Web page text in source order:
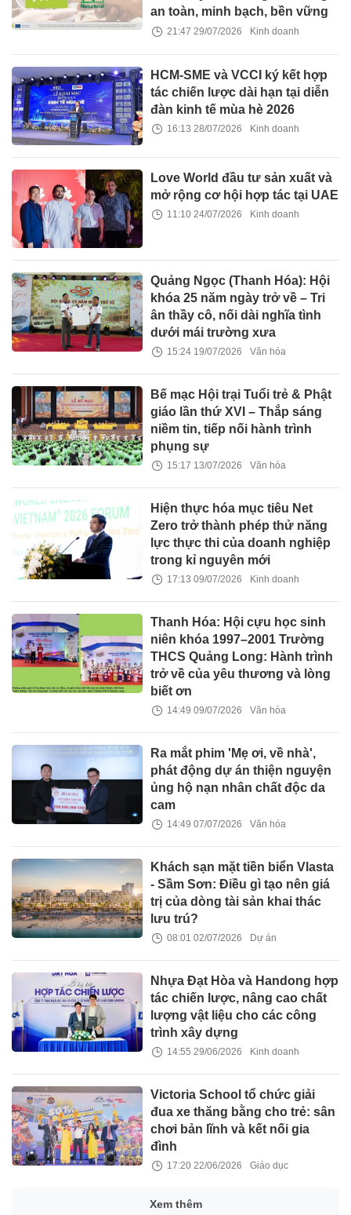
an toàn, minh bạch, bền vững
21:47 29/07/2026 Kinh doanh
HCM-SME và VCCI ký kết hợp
tác chiến lược dài hạn tại diễn
đàn kinh tế mùa hè 2026
16:13 28/07/2026 Kinh doanh
Love World đầu tư sản xuất và
mở rộng cơ hội hợp tác tại UAE
11:10 24/07/2026 Kinh doanh
Quảng Ngọc (Thanh Hóa): Hội
khóa 25 năm ngày trở về – Tri
ân thầy cô, nối dài nghĩa tình
dưới mái trường xưa
15:24 19/07/2026 Văn hóa
Bế mạc Hội trại Tuổi trẻ & Phật
giáo lần thứ XVI – Thắp sáng
niềm tin, tiếp nối hành trình
phụng sự
15:17 13/07/2026 Văn hóa
Hiện thực hóa mục tiêu Net
Zero trở thành phép thử năng
lực thực thi của doanh nghiệp
trong kỉ nguyên mới
17:13 09/07/2026 Kinh doanh
Thanh Hóa: Hội cựu học sinh
niên khóa 1997–2001 Trường
THCS Quảng Long: Hành trình
trở về của yêu thương và lòng
biết ơn
14:49 09/07/2026 Văn hóa
Ra mắt phim 'Mẹ ơi, về nhà',
phát động dự án thiện nguyện
ủng hộ nạn nhân chất độc da
cam
14:49 07/07/2026 Văn hóa
Khách sạn mặt tiền biển Vlasta
- Sầm Sơn: Điều gì tạo nên giá
trị của dòng tài sản khai thác
lưu trú?
08:01 02/07/2026 Dự án
Nhựa Đạt Hòa và Handong hợp
tác chiến lược, nâng cao chất
lượng vật liệu cho các công
trình xây dựng
14:55 29/06/2026 Kinh doanh
Victoria School tổ chức giải
đua xe thăng bằng cho trẻ: sân
chơi bản lĩnh và kết nối gia
đình
17:20 22/06/2026 Giáo dục
Alan Walker bắt tay cùng